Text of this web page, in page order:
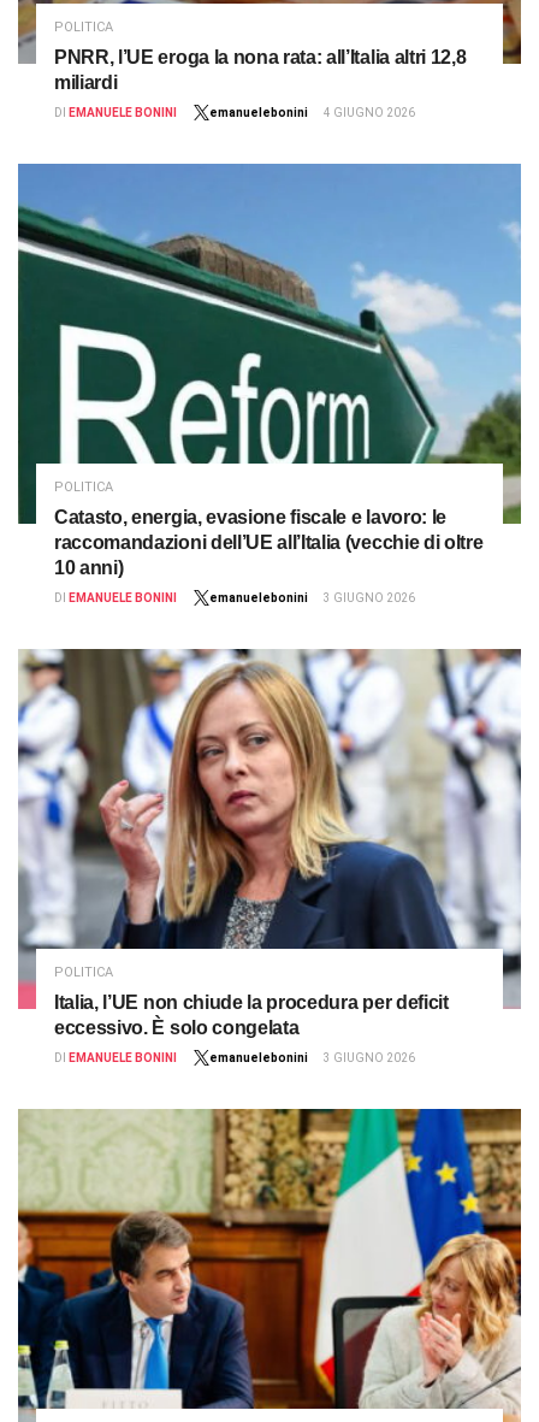
POLITICA
PNRR, l’UE eroga la nona rata: all’Italia altri 12,8
miliardi
DI EMANUELE BONINI emanuelebonini 4 GIUGNO 2026
POLITICA
Catasto, energia, evasione fiscale e lavoro: le
raccomandazioni dell’UE all’Italia (vecchie di oltre
10 anni)
DI EMANUELE BONINI emanuelebonini 3 GIUGNO 2026
POLITICA
Italia, l’UE non chiude la procedura per deficit
eccessivo. È solo congelata
DI EMANUELE BONINI emanuelebonini 3 GIUGNO 2026